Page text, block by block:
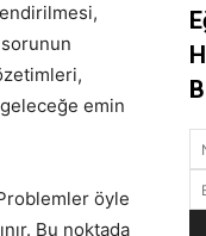
emin
öyle
Bu noktada